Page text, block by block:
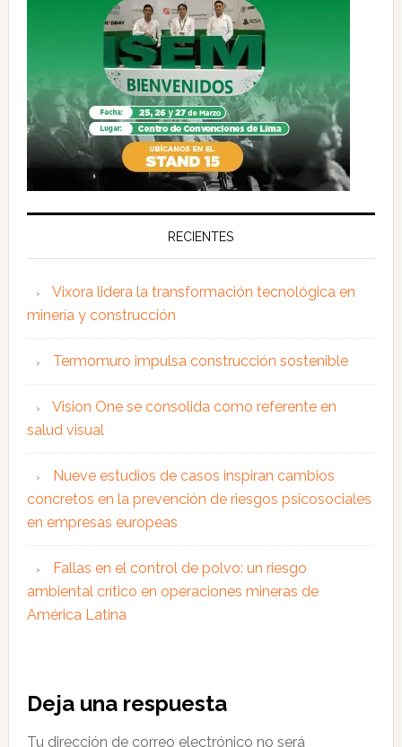
RECIENTES
Vixora lidera la transformación tecnológica en
minería y construcción
Termomuro impulsa construcción sostenible
Vision One se consolida como referente en
salud visual
Nueve estudios de casos inspiran cambios
concretos en la prevención de riesgos psicosociales
en empresas europeas
Fallas en el control de polvo: un riesgo
ambiental crítico en operaciones mineras de
América Latina
Interacciones
con
Deja una respuesta
Tu dirección de correo electrónico no será